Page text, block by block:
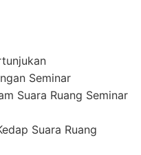
Seminar
Suara Ruang Seminar
Suara Ruang